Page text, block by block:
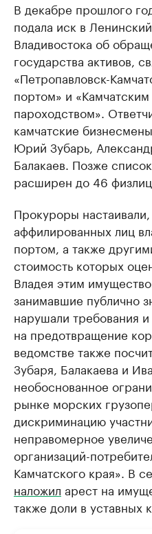
В декабре прошлого
подала иск в
Владивостока об
государства активов,
«Петропавловск-
портом» и
пароходством».
камчатские
Юрий Зубарь,
Балакаев. Позже
расширен до 46
Прокуроры
аффилированных лиц
портом, а также
стоимость которых
Владея этим
занимавшие публично
нарушали требования
на предотвращение
ведомстве также
Зубаря, Балакаева и
необоснованное
рынке морских
дискриминацию
неправомерное
организаций-
Камчатского края». В
наложил арест на
также доли в уставных